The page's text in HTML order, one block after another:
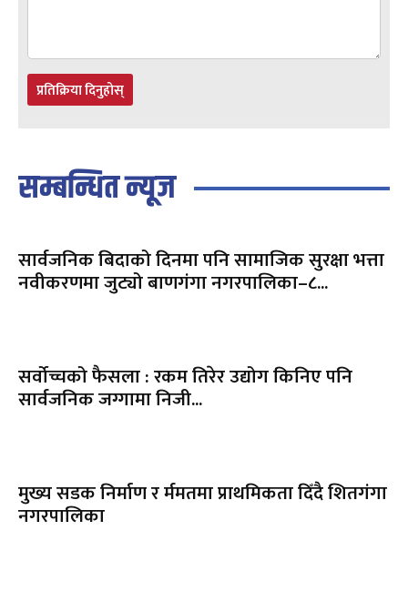
प्रतिक्रिया दिनुहोस्
सम्बन्धित न्यूज
सार्वजनिक बिदाको दिनमा पनि सामाजिक सुरक्षा भत्ता
नवीकरणमा जुट्यो बाणगंगा नगरपालिका–८...
सर्वोच्चको फैसला : रकम तिरेर उद्योग किनिए पनि
सार्वजनिक जग्गामा निजी...
मुख्य सडक निर्माण र र्ममतमा प्राथमिकता दिँदै शितगंगा
नगरपालिका